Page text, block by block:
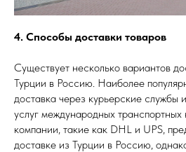
4. Способы доставки товаров
Существует несколько вариантов
Турции в Россию. Наиболее
доставка через курьерские службы
услуг международных
компании, такие как DHL и UPS,
доставке из Турции в Россию,